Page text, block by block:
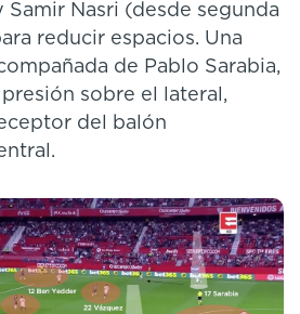
Samir Nasri (desde segunda
reducir espacios. Una
de Pablo Sarabia,
sobre el lateral,
del balón